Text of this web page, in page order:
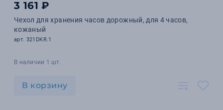
3 161 ₽
Чехол для хранения часов дорожный, для 4 часов,
кожаный
арт. 321DKR.1
В наличии 1 шт.
В корзину